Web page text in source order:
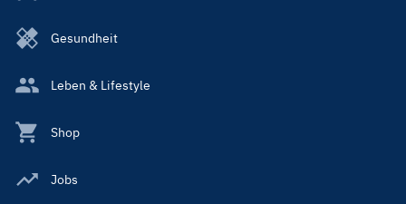
Gesundheit
Leben & Lifestyle
Shop
Jobs